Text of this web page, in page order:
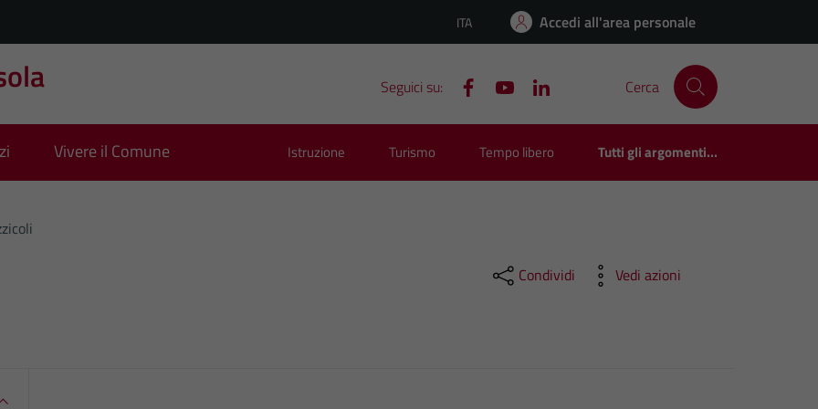
Lingua attiva:
ITA Accedi all'area personale
Seguici su: Cerca
Vivere il Comune Istruzione Turismo Tempo libero Tutti gli argomenti...
Condividi Vedi azioni